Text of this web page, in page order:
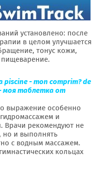
установлено: после
в целом улучшается
тонус кожи,
пищеварение.
piscine - mon comprim? de
моя таблетка от
выражение особенно
и
Врачи рекомендуют не
но и выполнять
с водным массажем.
кольцах